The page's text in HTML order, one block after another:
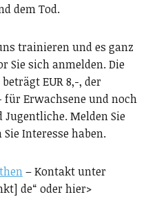
dem Tod.
trainieren und es ganz
Sie sich anmelden. Die
EUR 8,-, der
für Erwachsene und noch
Melden Sie
Interesse haben.
– Kontakt unter
de“ oder hier>